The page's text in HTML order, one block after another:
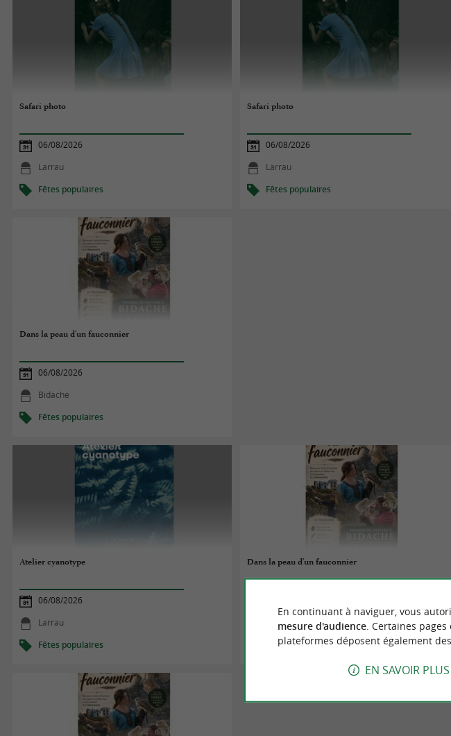
Safari photo
06/08/2026
Larrau
Fêtes populaires
Safari photo
06/08/2026
Larrau
Fêtes populaires
Dans la peau d'un fauconnier
06/08/2026
Bidache
Fêtes populaires
Atelier cyanotype
06/08/2026
Larrau
Fêtes populaires
Dans la peau d'un fauconnier
Bidache
Fêtes populaires
En continuant à naviguer, vous
mesure d'audience. Certaines
plateformes déposent également des
EN SAVOIR PLUS